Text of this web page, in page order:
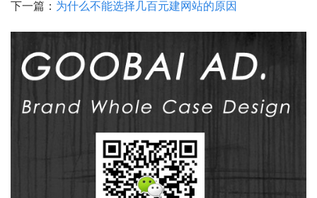
下一篇： 为什么不能选择几百元建网站的原因